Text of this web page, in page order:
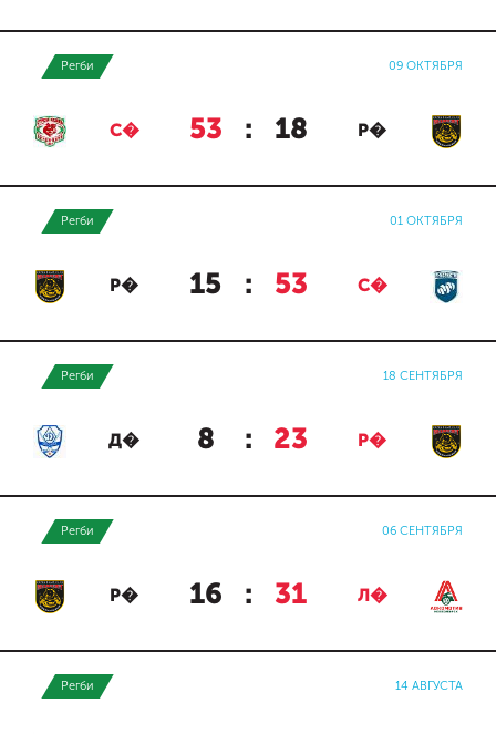
Регби 09 ОКТЯБРЯ
С� 53 : 18 Р�
Регби 01 ОКТЯБРЯ
Р� 15 : 53 С�
Регби 18 СЕНТЯБРЯ
Д� 8 : 23 Р�
Регби 06 СЕНТЯБРЯ
Р� 16 : 31 Л�
Регби 14 АВГУСТА